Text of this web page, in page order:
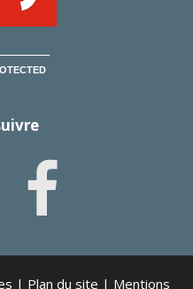
| Plan du site | Mentions